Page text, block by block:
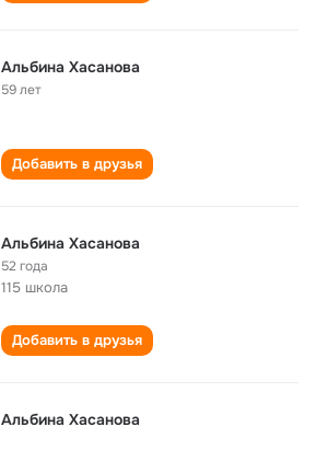
Альбина Хасанова
59 лет
Добавить в друзья
Альбина Хасанова
52 года
115 школа
Добавить в друзья
Альбина Хасанова